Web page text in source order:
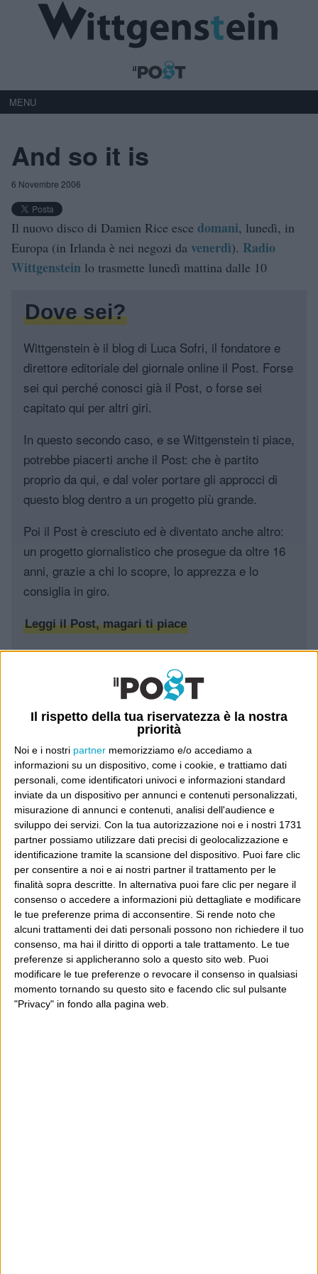
Il rispetto della tua riservatezza è la nostra
priorità
Noi e i nostri partner memorizziamo e/o accediamo a
informazioni su un dispositivo, come i cookie, e trattiamo dati
personali, come identificatori univoci e informazioni standard
inviate da un dispositivo per annunci e contenuti personalizzati,
misurazione di annunci e contenuti, analisi dell'audience e
sviluppo dei servizi. Con la tua autorizzazione noi e i nostri 1731
partner possiamo utilizzare dati precisi di geolocalizzazione e
identificazione tramite la scansione del dispositivo. Puoi fare clic
per consentire a noi e ai nostri partner il trattamento per le
finalità sopra descritte. In alternativa puoi fare clic per negare il
consenso o accedere a informazioni più dettagliate e modificare
le tue preferenze prima di acconsentire. Si rende noto che
alcuni trattamenti dei dati personali possono non richiedere il tuo
consenso, ma hai il diritto di opporti a tale trattamento. Le tue
preferenze si applicheranno solo a questo sito web. Puoi
modificare le tue preferenze o revocare il consenso in qualsiasi
momento tornando su questo sito e facendo clic sul pulsante
"Privacy" in fondo alla pagina web.
MENU
And so it is
6 Novembre 2006
Il nuovo disco di Damien Rice esce domani, lunedì, in
Europa (in Irlanda è nei negozi da venerdì). Radio
Wittgenstein lo trasmette lunedì mattina dalle 10
Dove sei?
Wittgenstein è il blog di Luca Sofri, il fondatore e
direttore editoriale del giornale online il Post. Forse
sei qui perché conosci già il Post, o forse sei
capitato qui per altri giri.
In questo secondo caso, e se Wittgenstein ti piace,
potrebbe piacerti anche il Post: che è partito
proprio da qui, e dal voler portare gli approcci di
questo blog dentro a un progetto più grande.
Poi il Post è cresciuto ed è diventato anche altro:
un progetto giornalistico che prosegue da oltre 16
anni, grazie a chi lo scopre, lo apprezza e lo
consiglia in giro.
Leggi il Post, magari ti piace
Wittgenstein
Voglio la bambola di Giovanni De
Mauro
POST SUCCESSIVO
Mettendo ordine, la domenica
E per i regali di Natale